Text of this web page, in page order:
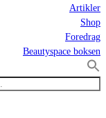
Artikler
Shop
Foredrag
Beautyspace boksen